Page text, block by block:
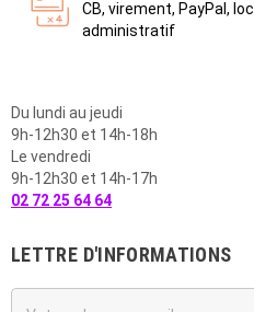
CB, virement, PayPal,
administratif
Du lundi au jeudi
9h-12h30 et 14h-18h
Le vendredi
9h-12h30 et 14h-17h
02 72 25 64 64
LETTRE D'INFORMATIONS